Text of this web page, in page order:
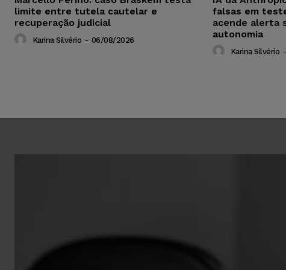
limite entre tutela cautelar e
recuperação judicial
Karina Silvério - 06/08/2026
falsas em
acende alerta
autonomia
Karina Silvério -